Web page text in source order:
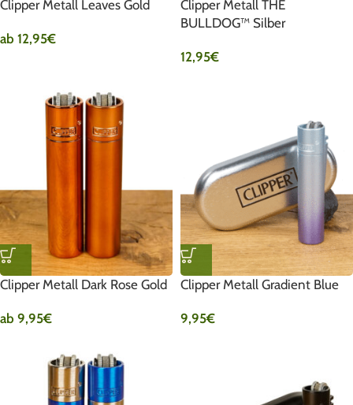
Clipper Metall Leaves Gold
ab 12,95€
Clipper Metall THE
BULLDOG™ Silber
12,95€
Clipper Metall Dark Rose Gold
ab 9,95€
Clipper Metall Gradient Blue
9,95€